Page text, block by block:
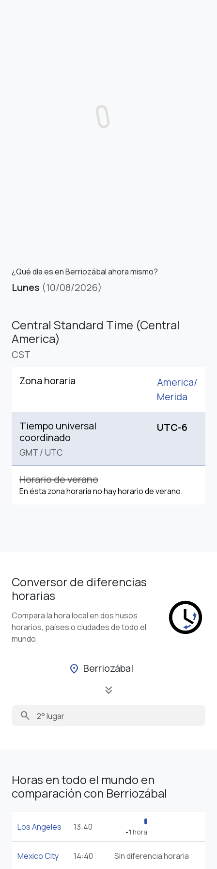
¿Qué día es en Berriozábal ahora mismo?
Lunes (10/08/2026)
Central Standard Time (Central
America)
CST
Zona horaria
America/
Merida
Tiempo universal
coordinado
GMT / UTC
UTC-6
Horario de verano
En ésta zona horaria no hay horario de verano.
Conversor de diferencias
horarias
Compara la hora local en dos husos
horarios, países o ciudades de todo el
mundo.
location_on Berriozábal
keyboard_double_arrow_down
search
Horas en todo el mundo en
comparación con Berriozábal
Los Angeles 13:40 -1 hora
Mexico City 14:40 Sin diferencia horaria